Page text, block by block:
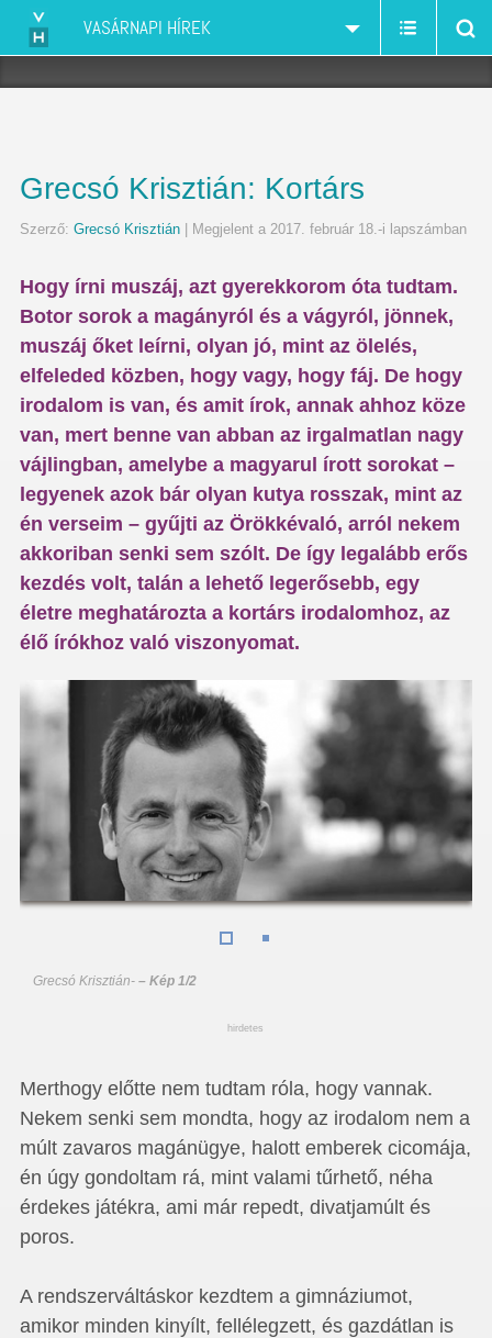
VASÁRNAPI HÍREK
Grecsó Krisztián: Kortárs
Szerző: Grecsó Krisztián| Megjelent a 2017. február 18.-i lapszámban
Hogy írni muszáj, azt gyerekkorom óta tudtam.
Botor sorok a magányról és a vágyról, jönnek,
muszáj őket leírni, olyan jó, mint az ölelés,
elfeleded közben, hogy vagy, hogy fáj. De hogy
irodalom is van, és amit írok, annak ahhoz köze
van, mert benne van abban az irgalmatlan nagy
vájlingban, amelybe a magyarul írott sorokat –
legyenek azok bár olyan kutya rosszak, mint az
én verseim – gyűjti az Örökkévaló, arról nekem
akkoriban senki sem szólt. De így legalább erős
kezdés volt, talán a lehető legerősebb, egy
életre meghatározta a kortárs irodalomhoz, az
élő írókhoz való viszonyomat.
Grecsó Krisztián-– Kép 1/2
hirdetes
Merthogy előtte nem tudtam róla, hogy vannak.
Nekem senki sem mondta, hogy az irodalom nem a
múlt zavaros magánügye, halott emberek cicomája,
én úgy gondoltam rá, mint valami tűrhető, néha
érdekes játékra, ami már repedt, divatjamúlt és
poros.
A rendszerváltáskor kezdtem a gimnáziumot,
amikor minden kinyílt, fellélegzett, és gazdátlan is